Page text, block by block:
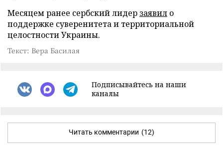
Месяцем ранее сербский лидер заявил о
поддержке суверенитета и территориальной
целостности Украины.
Текст: Вера Басилая
Подписывайтесь на наши
каналы
Читать комментарии (12)